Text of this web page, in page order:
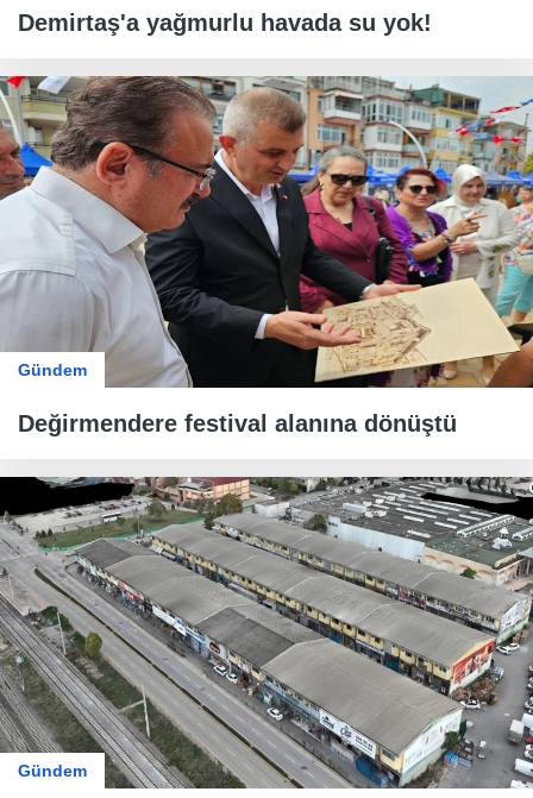
Demirtaş'a yağmurlu havada su yok!
Gündem
Değirmendere festival alanına dönüştü
Gündem